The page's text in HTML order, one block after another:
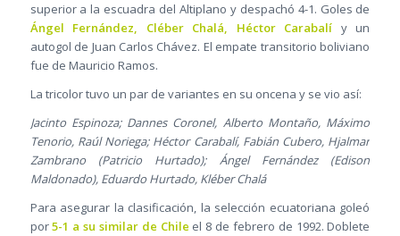
superior a la escuadra del Altiplano y despachó 4-1. Goles de
Ángel Fernández, Cléber Chalá, Héctor Carabalí y un
autogol de Juan Carlos Chávez. El empate transitorio boliviano
fue de Mauricio Ramos.
La tricolor tuvo un par de variantes en su oncena y se vio así:
Jacinto Espinoza; Dannes Coronel, Alberto Montaño, Máximo
Tenorio, Raúl Noriega; Héctor Carabalí, Fabián Cubero, Hjalmar
Zambrano (Patricio Hurtado); Ángel Fernández (Edison
Maldonado), Eduardo Hurtado, Kléber Chalá
Para asegurar la clasificación, la selección ecuatoriana goleó
por5-1 a su similar de Chile el 8 de febrero de 1992. Doblete